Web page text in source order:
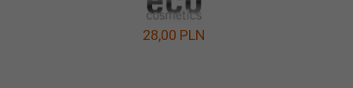
28,00 PLN